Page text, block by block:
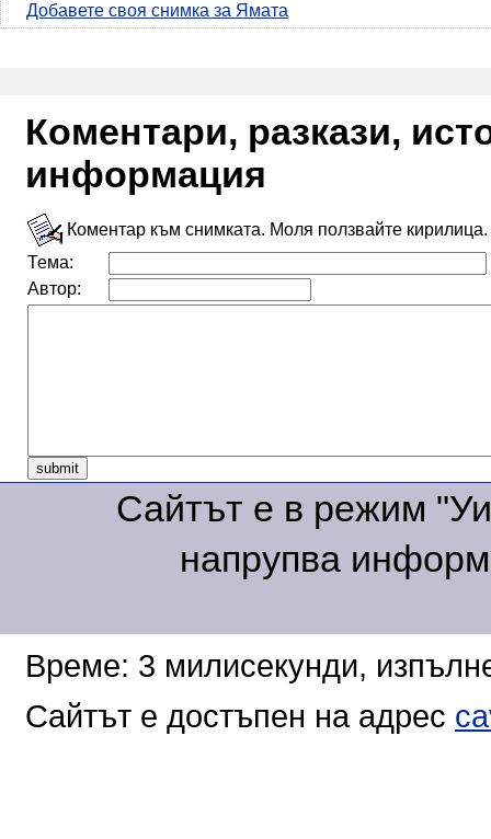
Добавете своя снимка за Ямата
Коментари, разкази,
информация
Коментар към снимката. Моля ползвайте кирилица.
Тема:
Автор:
Сайтът е в режим
напрупва
Време: 3 милисекунди,
Сайтът е достъпен на адрес